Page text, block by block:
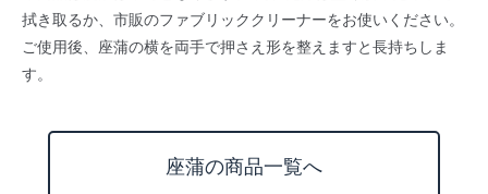
拭き取るか、市販のファブリッククリーナーをお使いください。
ご使用後、座蒲の横を両手で押さえ形を整えますと長持ちしま
す。
座蒲の商品一覧へ